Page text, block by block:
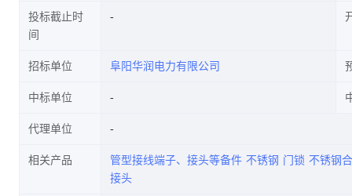
投标截止时
间
招标单位 阜阳华润电力有限公司
中标单位
代理单位
相关产品 管型接线端子、接头等备件 不锈钢 门锁 不锈钢
接头